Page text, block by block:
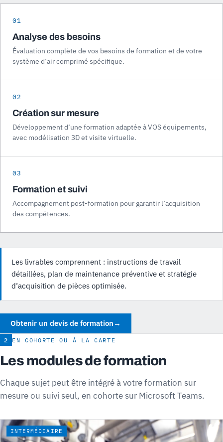
01
Analyse des besoins
Évaluation complète de vos besoins de formation et de votre
système d’air comprimé spécifique.
02
Création sur mesure
Développement d’une formation adaptée à VOS équipements,
avec modélisation 3D et visite virtuelle.
03
Formation et suivi
Accompagnement post-formation pour garantir l’acquisition
des compétences.
Les livrables comprennent : instructions de travail
détaillées, plan de maintenance préventive et stratégie
d’acquisition de pièces optimisée.
Obtenir un devis de formation →
2 EN COHORTE OU À LA CARTE
Les modules de formation
Chaque sujet peut être intégré à votre formation sur
mesure ou suivi seul, en cohorte sur Microsoft Teams.
INTERMÉDIAIRE